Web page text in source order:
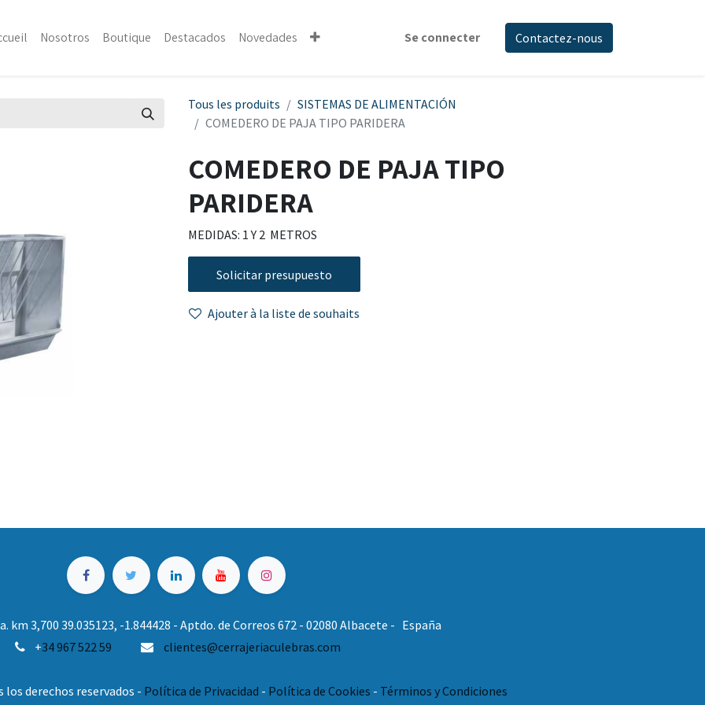
Nosotros Boutique Destacados Novedades Se connecter Contactez-nous
Tous les produits
SISTEMAS DE ALIMENTACIÓN
COMEDERO DE PAJA TIPO PARIDERA
COMEDERO DE PAJA TIPO
PARIDERA
MEDIDAS: 1 Y 2 METROS
Solicitar presupuesto
Ajouter à la liste de souhaits
km 3,700 39.035123, -1.844428 - Aptdo. de Correos 672 - 02080 Albacete - España
+34 967 522 59 clientes@cerrajeriaculebras.com
derechos reservados - Política de Privacidad - Política de Cookies - Términos y Condiciones